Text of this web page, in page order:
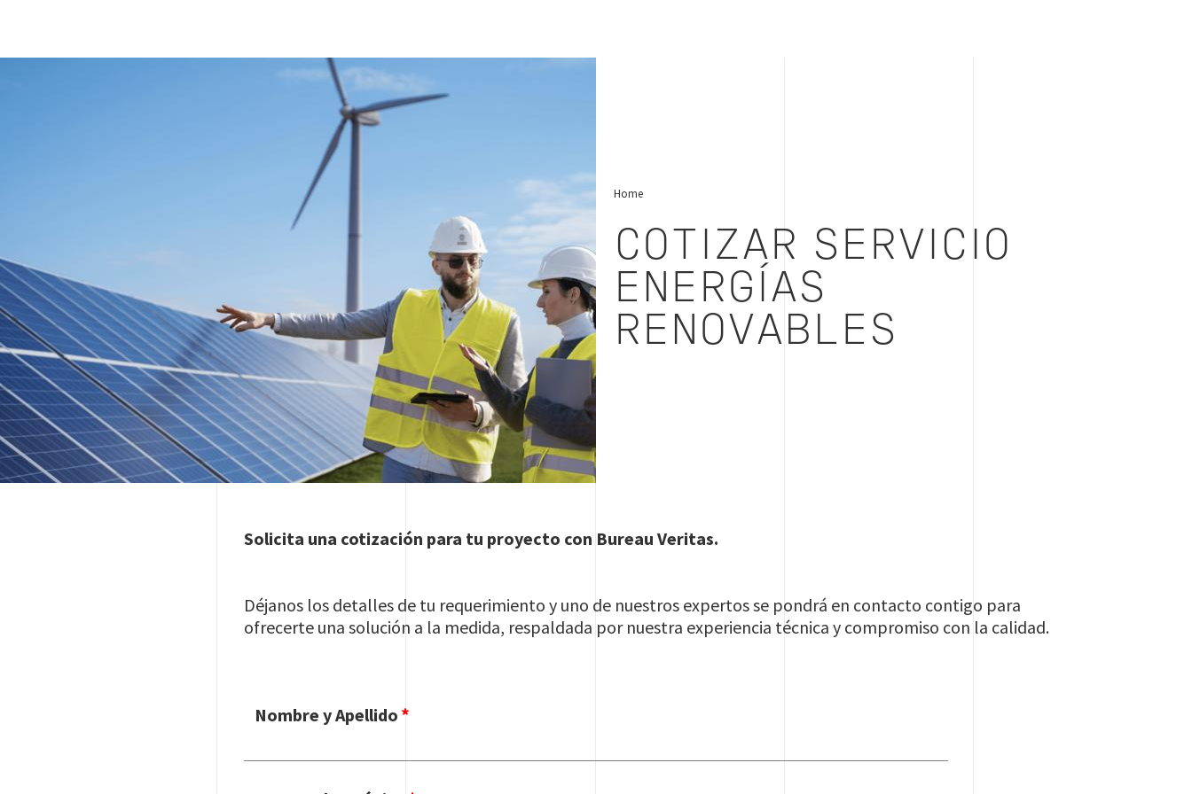
Cotizar servicios de energías renovables Bureau Veritas Colombia
Home
COTIZAR SERVICIO
ENERGÍAS
RENOVABLES
Solicita una cotización para tu proyecto con Bureau Veritas.
Déjanos los detalles de tu requerimiento y uno de nuestros expertos se pondrá en contacto contigo para
ofrecerte una solución a la medida, respaldada por nuestra experiencia técnica y compromiso con la calidad.
Nombre y Apellido